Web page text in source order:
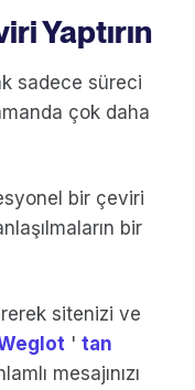
Yaptırın
sadece süreci
çok daha
bir çeviri
bir
sitenizi ve
' tan
mesajınızı